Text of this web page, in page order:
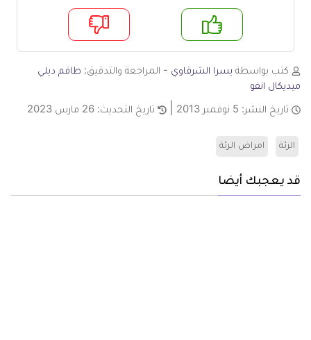
لا
كتب بواسطة يسرا الشرقاوي - المراجعة والتدقيق: طاقم ديلي
ميديكال انفو
تاريخ النشر: 5 نوفمبر 2013 تاريخ التحديث: 26 مارس 2023
الرئة امراض الرئة
قد يعجبك أيضا